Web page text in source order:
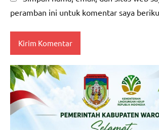
peramban ini untuk komentar saya